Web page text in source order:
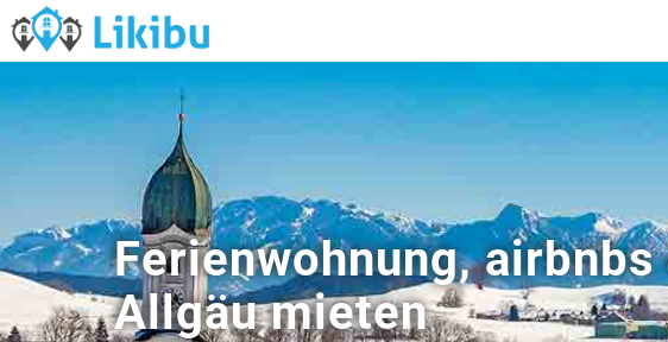
Ferienwohnung,
Allgäu mieten